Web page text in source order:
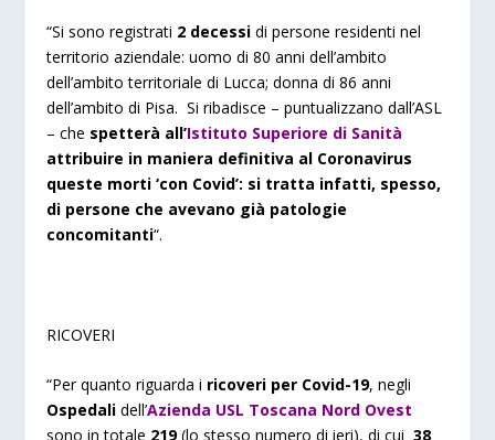
“Si sono registrati 2 decessi di persone residenti nel
territorio aziendale: uomo di 80 anni dell’ambito
dell’ambito territoriale di Lucca; donna di 86 anni
dell’ambito di Pisa. Si ribadisce – puntualizzano dall’ASL
– che spetterà all’Istituto Superiore di Sanità
attribuire in maniera definitiva al Coronavirus
queste morti ‘con Covid’: si tratta infatti, spesso,
di persone che avevano già patologie
concomitanti“.
RICOVERI
“Per quanto riguarda i ricoveri per Covid-19, negli
Ospedali dell’Azienda USL Toscana Nord Ovest
sono in totale 219(lo stesso numero di ieri), di cui38